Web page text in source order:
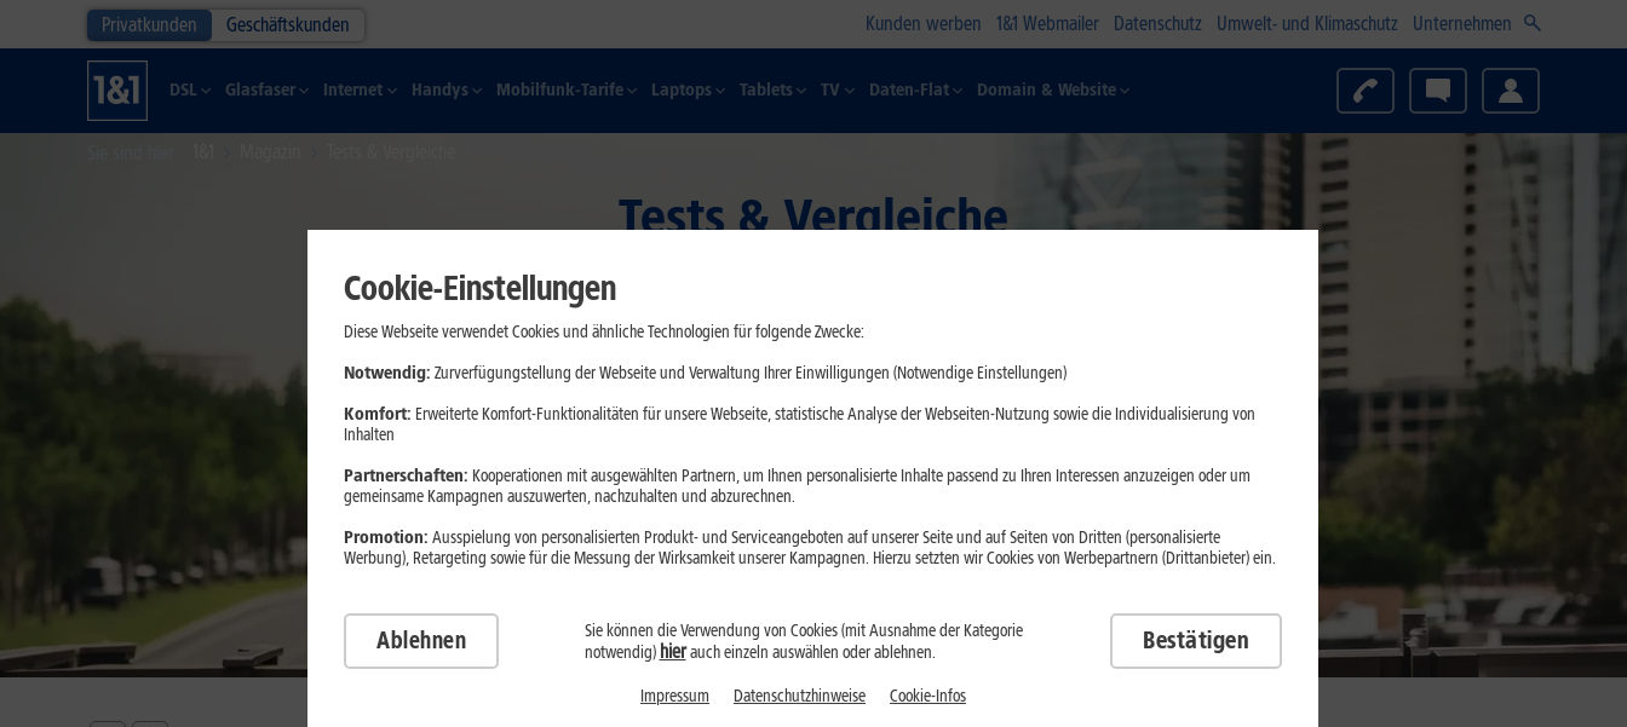
Privatkunden Geschäftskunden Kunden werben 1&1 Webmailer Datenschutz Umwelt- und Klimaschutz Unternehmen
DSL Glasfaser Internet Handys Mobilfunk-Tarife Laptops Tablets TV Daten-Flat Domain & Website
Tests & Vergleiche
Cookie-Einstellungen
Diese Webseite verwendet Cookies und ähnliche Technologien für folgende Zwecke:
Notwendig: Zurverfügungstellung der Webseite und Verwaltung Ihrer Einwilligungen (Notwendige Einstellungen)
Komfort: Erweiterte Komfort-Funktionalitäten für unsere Webseite, statistische Analyse der Webseiten-Nutzung sowie die Individualisierung von
Inhalten
Partnerschaften: Kooperationen mit ausgewählten Partnern, um Ihnen personalisierte Inhalte passend zu Ihren Interessen anzuzeigen oder um
gemeinsame Kampagnen auszuwerten, nachzuhalten und abzurechnen.
Promotion: Ausspielung von personalisierten Produkt- und Serviceangeboten auf unserer Seite und auf Seiten von Dritten (personalisierte
Werbung), Retargeting sowie für die Messung der Wirksamkeit unserer Kampagnen. Hierzu setzten wir Cookies von Werbepartnern (Drittanbieter) ein.
Ablehnen
Sie können die Verwendung von Cookies (mit Ausnahme der Kategorie
notwendig) hierauch einzeln auswählen oder ablehnen. Bestätigen
Impressum Datenschutzhinweise Cookie-Infos